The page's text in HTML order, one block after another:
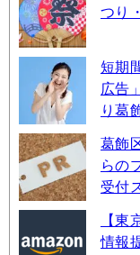
つり
短期
広告
り葛
葛飾
らの
受付
【東
情報